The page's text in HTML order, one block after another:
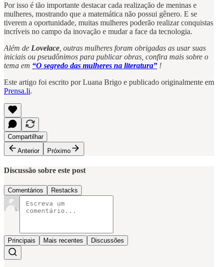
Por isso é tão importante destacar cada realização de meninas e
mulheres, mostrando que a matemática não possui gênero. E se
tiverem a oportunidade, muitas mulheres poderão realizar conquistas
incríveis no campo da inovação e mudar a face da tecnologia.
Além de Lovelace , outras mulheres foram obrigadas as usar suas
iniciais ou pseudônimos para publicar obras, confira mais sobre o
tema em “O segredo das mulheres na literatura” !
Este artigo foi escrito por Luana Brigo e publicado originalmente em
Prensa.li.
Compartilhar
Anterior
Próximo
Discussão sobre este post
Comentários Restacks
Principais Mais recentes Discussões